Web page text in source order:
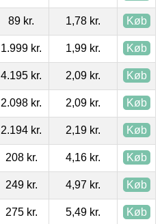
89 kr. 1,78 kr. Køb
1.999 kr. 1,99 kr. Køb
4.195 kr. 2,09 kr. Køb
2.098 kr. 2,09 kr. Køb
2.194 kr. 2,19 kr. Køb
208 kr. 4,16 kr. Køb
249 kr. 4,97 kr. Køb
275 kr. 5,49 kr. Køb